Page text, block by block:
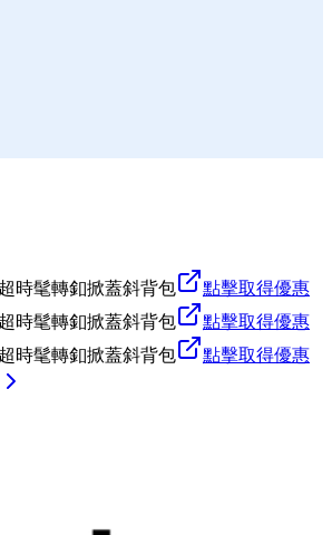
時髦轉釦掀蓋斜背包
點擊取得優惠
時髦轉釦掀蓋斜背包
點擊取得優惠
時髦轉釦掀蓋斜背包
點擊取得優惠